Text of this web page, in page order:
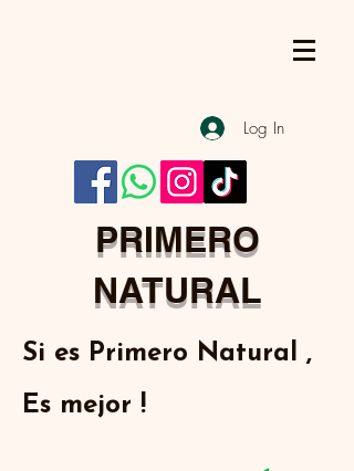
Log In
PRIMERO
NATURAL
Si es Primero Natural ,
Es mejor !